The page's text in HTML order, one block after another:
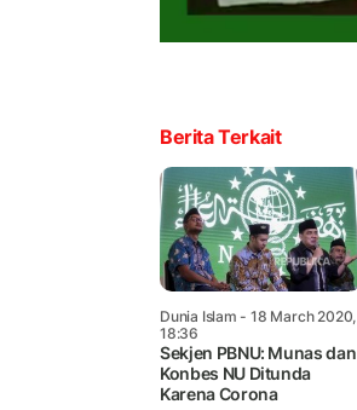
Berita Terkait
Dunia Islam - 18 March 2020,
18:36
Sekjen PBNU: Munas dan
Konbes NU Ditunda
Karena Corona